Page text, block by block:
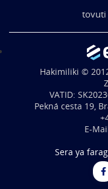
tovuti
Hakimiliki ©
VATID:
Pekná cesta 19,
E-
Sera ya